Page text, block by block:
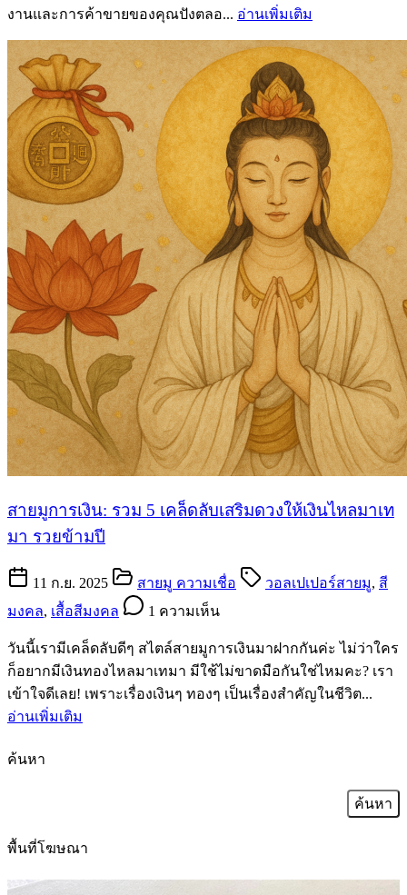
งานและการค้าขายของคุณปังตลอ... อ่านเพิ่มเติม
สายมูการเงิน: รวม 5 เคล็ดลับเสริมดวงให้เงินไหลมาเท
มา รวยข้ามปี
11 ก.ย. 2025 สายมู ความเชื่อ วอลเปเปอร์สายมู, สี
มงคล, เสื้อสีมงคล 1 ความเห็น
วันนี้เรามีเคล็ดลับดีๆ สไตล์สายมูการเงินมาฝากกันค่ะ ไม่ว่าใคร
ก็อยากมีเงินทองไหลมาเทมา มีใช้ไม่ขาดมือกันใช่ไหมคะ? เรา
เข้าใจดีเลย! เพราะเรื่องเงินๆ ทองๆ เป็นเรื่องสำคัญในชีวิต...
อ่านเพิ่มเติม
ค้นหา
สำหรับ:
พื้นที่โฆษณา